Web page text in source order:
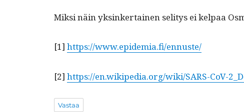
Mik­si näin yksinker­tainen seli­tys ei kel­paa
[1]https://www.epidemia.fi/ennuste/
[2]https://en.wikipedia.org/wiki/SARS-CoV-
Vastaa